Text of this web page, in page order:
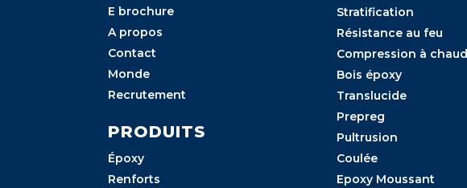
E brochure
A propos
Contact
Monde
Recrutement
PRODUITS
Époxy
Renforts
Stratification
Résistance au feu
Compression à chaud
Bois époxy
Translucide
Prepreg
Pultrusion
Coulée
Epoxy Moussant